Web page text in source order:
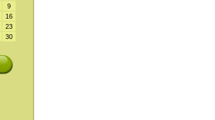
9
16
23
30